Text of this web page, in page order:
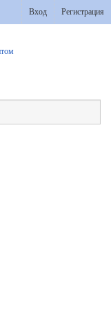
Вход Регистрация